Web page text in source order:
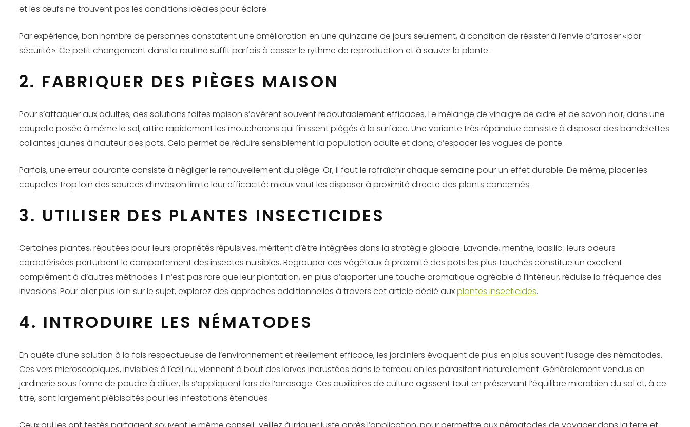
et les œufs ne trouvent pas les conditions idéales pour éclore.
Par expérience, bon nombre de personnes constatent une amélioration en une quinzaine de jours seulement, à condition de résister à l’envie d’arroser « par
sécurité ». Ce petit changement dans la routine suffit parfois à casser le rythme de reproduction et à sauver la plante.
2. FABRIQUER DES PIÈGES MAISON
Pour s’attaquer aux adultes, des solutions faites maison s’avèrent souvent redoutablement efficaces. Le mélange de vinaigre de cidre et de savon noir, dans une
coupelle posée à même le sol, attire rapidement les moucherons qui finissent piégés à la surface. Une variante très répandue consiste à disposer des bandelettes
collantes jaunes à hauteur des pots. Cela permet de réduire sensiblement la population adulte et donc, d’espacer les vagues de ponte.
Parfois, une erreur courante consiste à négliger le renouvellement du piège. Or, il faut le rafraîchir chaque semaine pour un effet durable. De même, placer les
coupelles trop loin des sources d’invasion limite leur efficacité : mieux vaut les disposer à proximité directe des plants concernés.
3. UTILISER DES PLANTES INSECTICIDES
Certaines plantes, réputées pour leurs propriétés répulsives, méritent d’être intégrées dans la stratégie globale. Lavande, menthe, basilic : leurs odeurs
caractérisées perturbent le comportement des insectes nuisibles. Regrouper ces végétaux à proximité des pots les plus touchés constitue un excellent
complément à d’autres méthodes. Il n’est pas rare que leur plantation, en plus d’apporter une touche aromatique agréable à l’intérieur, réduise la fréquence des
invasions. Pour aller plus loin sur le sujet, explorez des approches additionnelles à travers cet article dédié auxplantes insecticides.
4. INTRODUIRE LES NÉMATODES
En quête d’une solution à la fois respectueuse de l’environnement et réellement efficace, les jardiniers évoquent de plus en plus souvent l’usage des nématodes.
Ces vers microscopiques, invisibles à l’œil nu, viennent à bout des larves incrustées dans le terreau en les parasitant naturellement. Généralement vendus en
jardinerie sous forme de poudre à diluer, ils s’appliquent lors de l’arrosage. Ces auxiliaires de culture agissent tout en préservant l’équilibre microbien du sol et, à ce
titre, sont largement plébiscités pour les infestations étendues.